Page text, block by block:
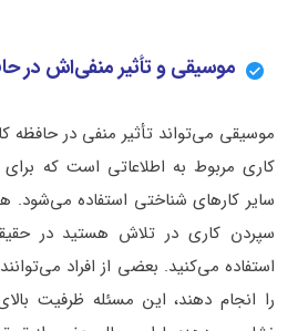
موسیقی و تأثیر منفی‌اش در
موسیقی می‌تواند تأثیر منفی در حافظه
کاری مربوط به اطلاعاتی است که
سایر کارهای شناختی استفاده می‌شود.
سپردن کاری در تلاش هستید در
استفاده می‌کنید. بعضی از افراد
را انجام دهند، این مسئله ظرفیت